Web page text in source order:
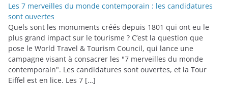
Les 7 merveilles du monde contemporain : les candidatures
sont ouvertes
Quels sont les monuments créés depuis 1801 qui ont eu le
plus grand impact sur le tourisme ? C’est la question que
pose le World Travel & Tourism Council, qui lance une
campagne visant à consacrer les "7 merveilles du monde
contemporain". Les candidatures sont ouvertes, et la Tour
Eiffel est en lice. Les 7 […]